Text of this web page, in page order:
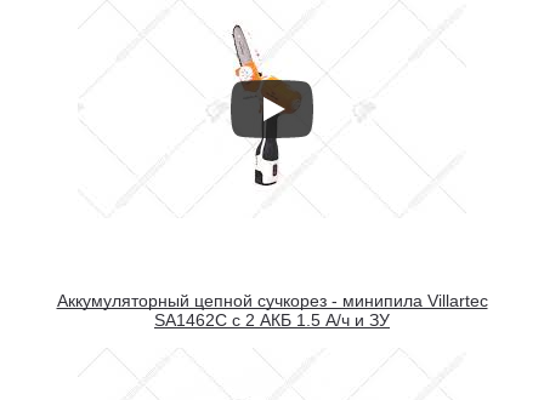
Аккумуляторный цепной сучкорез - минипила Villartec
SA1462С с 2 АКБ 1.5 А/ч и ЗУ